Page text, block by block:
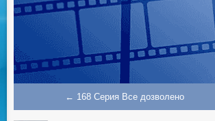
← 168 Серия Все дозволено